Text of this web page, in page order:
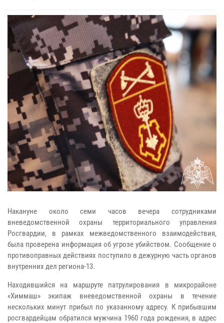
Накануне около семи часов вечера сотрудниками
вневедомственной охраны территориального управления
Росгвардии, в рамках межведомственного взаимодействия,
была проверена информация об угрозе убийством. Сообщение о
противоправных действиях поступило в дежурную часть органов
внутренних дел региона-13.
Находившийся на маршруте патрулирования в микрорайоне
«Химмаш» экипаж вневедомственной охраны в течение
нескольких минут прибыл по указанному адресу. К прибывшим
росгвардейцам обратился мужчина 1960 года рождения, в адрес